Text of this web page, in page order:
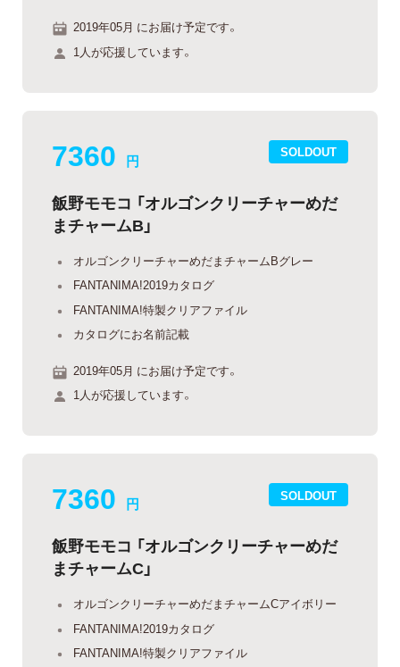
2019年05月 にお届け予定です。
1人が応援しています。
SOLDOUT
7360 円
飯野モモコ 「オルゴンクリーチャーめだ
まチャームB」
オルゴンクリーチャーめだまチャームBグレー
FANTANIMA!2019カタログ
FANTANIMA!特製クリアファイル
カタログにお名前記載
2019年05月 にお届け予定です。
1人が応援しています。
SOLDOUT
7360 円
飯野モモコ 「オルゴンクリーチャーめだ
まチャームC」
オルゴンクリーチャーめだまチャームCアイボリー
FANTANIMA!2019カタログ
FANTANIMA!特製クリアファイル